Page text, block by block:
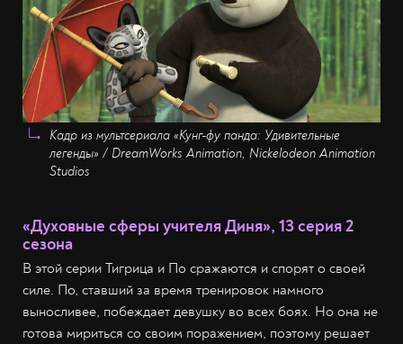
Кадр из мультсериала «Кунг-фу панда: Удивительные
легенды» / DreamWorks Animation, Nickelodeon Animation
Studios
«Духовные сферы учителя Диня», 13 серия 2
сезона
В этой серии Тигрица и По сражаются и спорят о своей
силе. По, ставший за время тренировок намного
выносливее, побеждает девушку во всех боях. Но она не
готова мириться со своим поражением, поэтому решает